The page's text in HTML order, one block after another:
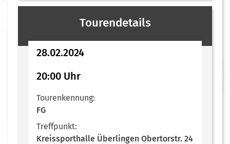
Tourendetails
28.02.2024
20:00 Uhr
Tourenkennung:
FG
Treffpunkt:
Kreissporthalle Überlingen Obertorstr. 24